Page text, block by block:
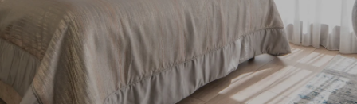
YEME
İÇME